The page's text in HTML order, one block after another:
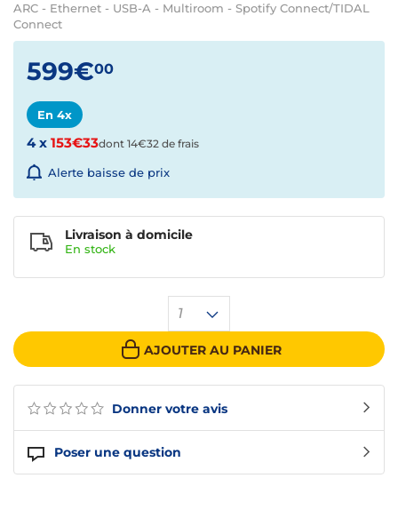
ARC - Ethernet - USB-A - Multiroom - Spotify Connect/TIDAL
Connect
Donner votre avis
Poser une question
599€00
En 4x
4 x 153€33dont 14€32 de frais
Alerte baisse de prix
1
AJOUTER AU PANIER
Livraison à domicile
En stock